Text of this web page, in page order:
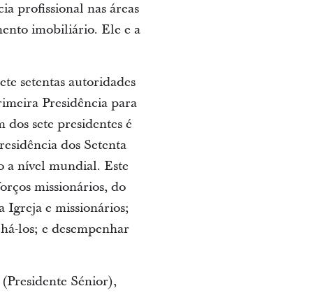
profissional nas áreas
imobiliário. Ele e a
setentas autoridades
Presidência para
sete presidentes é
dos Setenta
a nível mundial. Este
missionários, do
Igreja e missionários;
los; e desempenhar
Sénior),